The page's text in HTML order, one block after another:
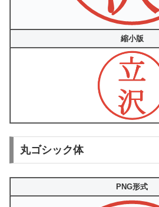
縮小版
丸ゴシック体
PNG形式